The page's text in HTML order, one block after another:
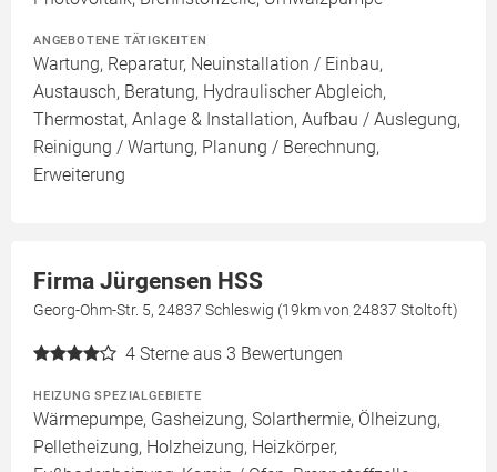
ANGEBOTENE TÄTIGKEITEN
Wartung, Reparatur, Neuinstallation / Einbau,
Austausch, Beratung, Hydraulischer Abgleich,
Thermostat, Anlage & Installation, Aufbau / Auslegung,
Reinigung / Wartung, Planung / Berechnung,
Erweiterung
Firma Jürgensen HSS
Georg-Ohm-Str. 5, 24837 Schleswig (19km von 24837 Stoltoft)
4 Sterne aus 3 Bewertungen
HEIZUNG SPEZIALGEBIETE
Wärmepumpe, Gasheizung, Solarthermie, Ölheizung,
Pelletheizung, Holzheizung, Heizkörper,